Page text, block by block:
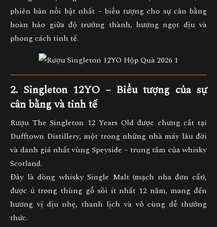
phiên bản nổi bật nhất – biểu tượng cho sự cân bằng
hoàn hảo giữa độ trưởng thành, hương ngọt dịu và
phong cách tinh tế.
2. Singleton 12YO – Biểu tượng của sự
cân bằng và tinh tế
RượuThe Singleton 12 Years Old được chưng cất tại
Dufftown Distillery, một trong những nhà máy lâu đời
và danh giá nhất vùng Speyside – trung tâm của whisky
Scotland.
Đây là dòng whiskySingle Malt(mạch nha đơn cất),
được ủ trong thùng gỗ sồi ít nhất12 năm, mang đến
hương vị dịu nhẹ, thanh lịch và vô cùng dễ thưởng
thức.